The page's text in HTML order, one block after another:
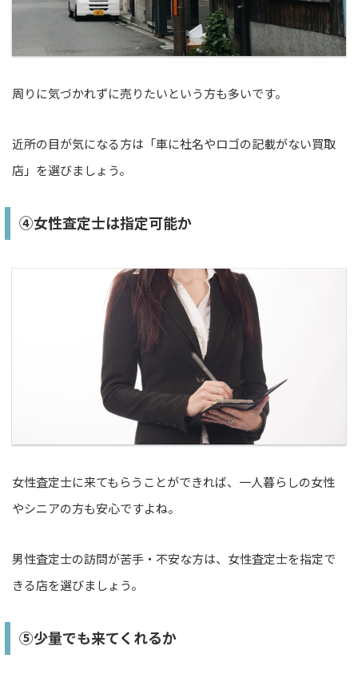
周りに気づかれずに売りたいという方も多いです。
近所の目が気になる方は「車に社名やロゴの記載がない買取
店」を選びましょう。
④女性査定士は指定可能か
女性査定士に来てもらうことができれば、一人暮らしの女性
やシニアの方も安心ですよね。
男性査定士の訪問が苦手・不安な方は、女性査定士を指定で
きる店を選びましょう。
⑤少量でも来てくれるか